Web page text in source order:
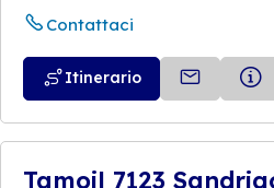
Contattaci
Itinerario
Tamoil 7123